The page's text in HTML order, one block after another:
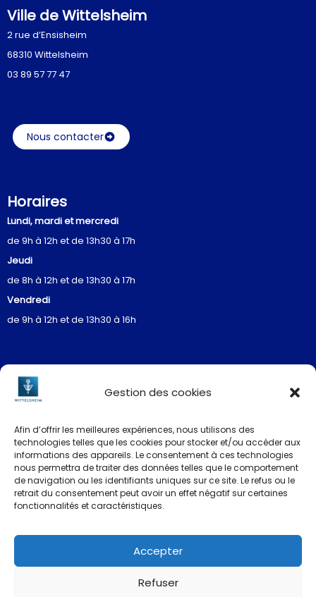
Gestion des cookies
Afin d’offrir les meilleures expériences, nous utilisons des
technologies telles que les cookies pour stocker et/ou accéder aux
informations des appareils. Le consentement à ces technologies
nous permettra de traiter des données telles que le comportement
de navigation ou les identifiants uniques sur ce site. Le refus ou le
retrait du consentement peut avoir un effet négatif sur certaines
fonctionnalités et caractéristiques.
Accepter
Refuser
Ville de Wittelsheim
2 rue d’Ensisheim
68310 Wittelsheim
03 89 57 77 47
Nous contacter
Horaires
Lundi, mardi et mercredi
de 9h à 12h et de 13h30 à 17h
Jeudi
de 8h à 12h et de 13h30 à 17h
Vendredi
de 9h à 12h et de 13h30 à 16h
Restez informés
La newsletter
Ville de Wittelsheim ©2026 Tous droits réservés